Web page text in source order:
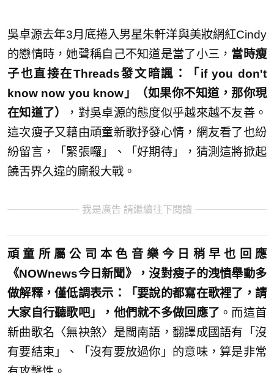
吳卓源去年3月底捲入男星朱軒洋與美妝網紅Cindy
的戀情時，她聲稱自己不知道是當了小三， 當時瘦
子也直接在Threads發文暗諷：「if you don't
know now you know」（如果你不知道，那你現
在知道了）
，對吳卓源的態度似乎越來越不友善。
這次瘦子又藉由頑童新歌抒發心情，網友看了也紛
紛留言，「緊張囉」、「好期待」，猜測這將掀起
饒舌界久違的廝殺大戰。
我是廣告 請繼續往下閱讀
頑童所屬公司本色音樂今日稍早也回應
《NOWnews今日新聞》，沒對瘦子的洩憤舉動多
做解釋，僅低調表示：「要說的都寫在歌裡了，請
大家自行聽歌吧」，他們就不多做回應了 。而這首
新曲歌名〈無袂煞〉是閩南語，翻譯成國語有「沒
有要結束」、「沒有要放過你」的意味，算是非常